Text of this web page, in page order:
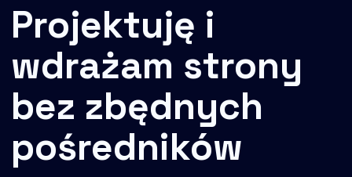
Projektuję i
wdrażam strony
bez zbędnych
pośredników